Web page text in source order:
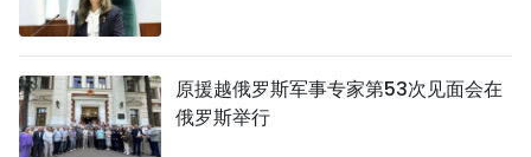
原援越俄罗斯军事专家第53次见面会在
俄罗斯举行